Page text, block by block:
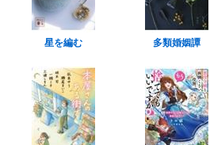
星を編む 多類婚姻譚